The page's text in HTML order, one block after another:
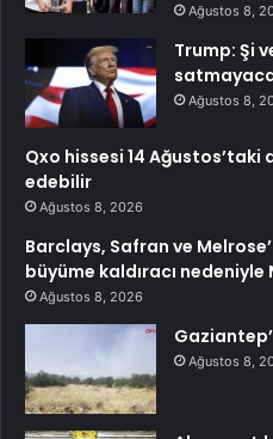
Ağustos 8,
Trump: Şi
Ağustos 8,
Qxo hissesi 14 Ağustos’taki
edebilir
Ağustos 8, 2026
Barclays, Safran ve
büyüme kaldıracı nedeniyle
Ağustos 8, 2026
Ağustos 8,